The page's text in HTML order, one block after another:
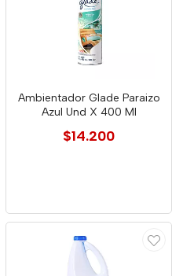
Ambientador Glade Paraizo
Azul Und X 400 Ml
$14.200